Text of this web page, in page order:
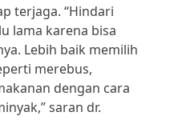
terjaga. “Hindari
lama karena bisa
Lebih baik memilih
merebus,
dengan cara
saran dr.